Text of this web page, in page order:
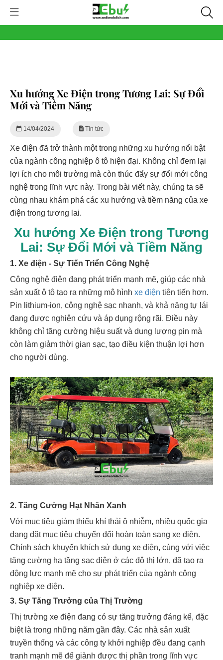
Xu hướng Xe Điện trong Tương Lai: Sự Đổi
Mới và Tiềm Năng
14/04/2024 Tin tức
Xe điện đã trở thành một trong những xu hướng nổi bật
của ngành công nghiệp ô tô hiện đại. Không chỉ đem lại
lợi ích cho môi trường mà còn thúc đẩy sự đổi mới công
nghệ trong lĩnh vực này. Trong bài viết này, chúng ta sẽ
cùng nhau khám phá các xu hướng và tiềm năng của xe
điện trong tương lai.
Xu hướng Xe Điện trong Tương
Lai: Sự Đổi Mới và Tiềm Năng
1. Xe điện - Sự Tiến Triển Công Nghệ
Công nghệ điện đang phát triển mạnh mẽ, giúp các nhà
sản xuất ô tô tạo ra những mô hình xe điện tiên tiến hơn.
Pin lithium-ion, công nghệ sạc nhanh, và khả năng tự lái
đang được nghiên cứu và áp dụng rộng rãi. Điều này
không chỉ tăng cường hiệu suất và dung lượng pin mà
còn làm giảm thời gian sạc, tạo điều kiện thuận lợi hơn
cho người dùng.
2. Tăng Cường Hạt Nhân Xanh
Với mục tiêu giảm thiểu khí thải ô nhiễm, nhiều quốc gia
đang đặt mục tiêu chuyển đổi hoàn toàn sang xe điện.
Chính sách khuyến khích sử dụng xe điện, cùng với việc
tăng cường hạ tầng sạc điện ở các đô thị lớn, đã tạo ra
động lực mạnh mẽ cho sự phát triển của ngành công
nghiệp xe điện.
3. Sự Tăng Trưởng của Thị Trường
Thị trường xe điện đang có sự tăng trưởng đáng kể, đặc
biệt là trong những năm gần đây. Các nhà sản xuất
truyền thống và các công ty khởi nghiệp đều đang cạnh
tranh mạnh mẽ để giành được thị phần trong lĩnh vực